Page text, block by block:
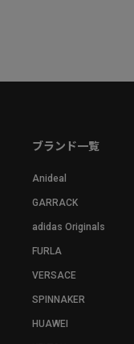
ブランド一覧
Anideal
GARRACK
adidas Originals
FURLA
VERSACE
SPINNAKER
HUAWEI